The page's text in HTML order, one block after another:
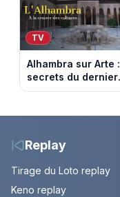
TV
Alhambra sur Arte
secrets du dernier
sultanat musulman
Replay
Tirage du Loto replay
Keno replay